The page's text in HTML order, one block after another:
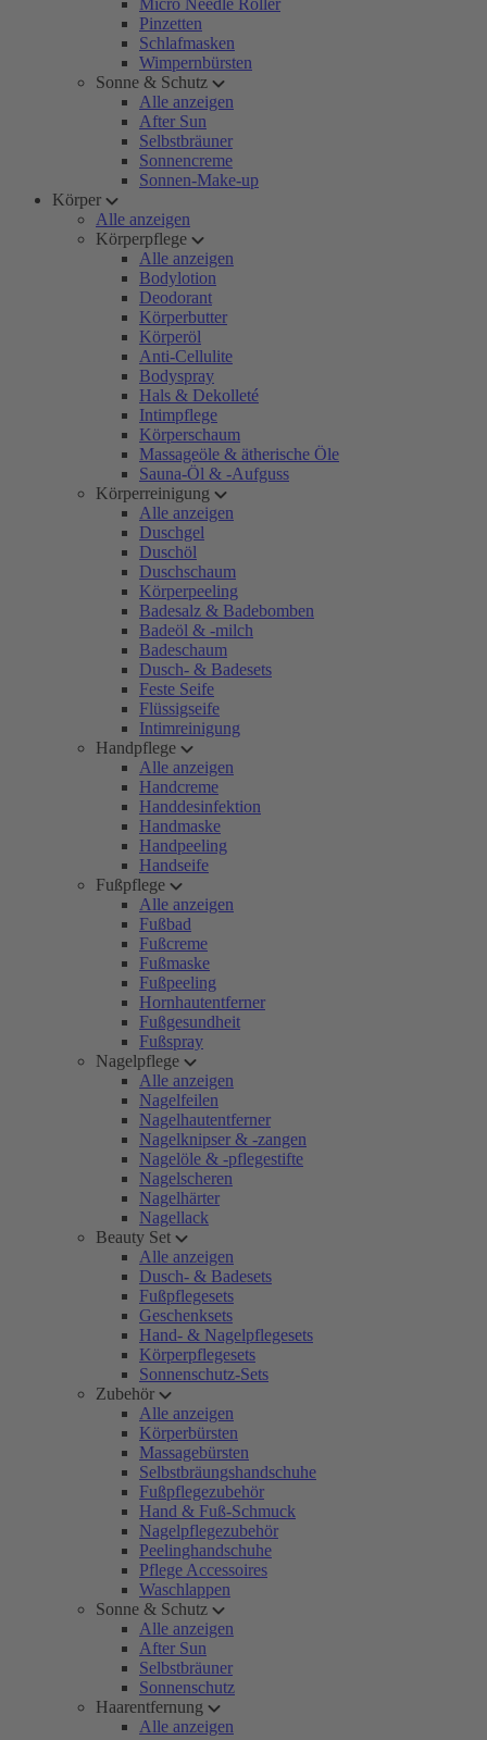
Micro Needle Roller
Pinzetten
Schlafmasken
Wimpernbürsten
Sonne & Schutz
Alle anzeigen
After Sun
Selbstbräuner
Sonnencreme
Sonnen-Make-up
Körper
Alle anzeigen
Körperpflege
Alle anzeigen
Bodylotion
Deodorant
Körperbutter
Körperöl
Anti-Cellulite
Bodyspray
Hals & Dekolleté
Intimpflege
Körperschaum
Massageöle & ätherische Öle
Sauna-Öl & -Aufguss
Körperreinigung
Alle anzeigen
Duschgel
Duschöl
Duschschaum
Körperpeeling
Badesalz & Badebomben
Badeöl & -milch
Badeschaum
Dusch- & Badesets
Feste Seife
Flüssigseife
Intimreinigung
Handpflege
Alle anzeigen
Handcreme
Handdesinfektion
Handmaske
Handpeeling
Handseife
Fußpflege
Alle anzeigen
Fußbad
Fußcreme
Fußmaske
Fußpeeling
Hornhautentferner
Fußgesundheit
Fußspray
Nagelpflege
Alle anzeigen
Nagelfeilen
Nagelhautentferner
Nagelknipser & -zangen
Nagelöle & -pflegestifte
Nagelscheren
Nagelhärter
Nagellack
Beauty Set
Alle anzeigen
Dusch- & Badesets
Fußpflegesets
Geschenksets
Hand- & Nagelpflegesets
Körperpflegesets
Sonnenschutz-Sets
Zubehör
Alle anzeigen
Körperbürsten
Massagebürsten
Selbstbräungshandschuhe
Fußpflegezubehör
Hand & Fuß-Schmuck
Nagelpflegezubehör
Peelinghandschuhe
Pflege Accessoires
Waschlappen
Sonne & Schutz
Alle anzeigen
After Sun
Selbstbräuner
Sonnenschutz
Haarentfernung
Alle anzeigen